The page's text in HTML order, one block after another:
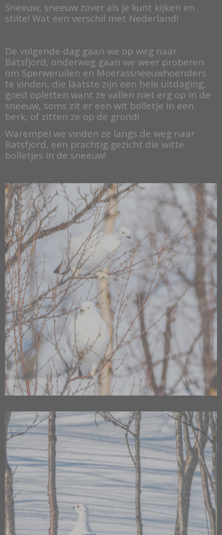
Sneeuw, sneeuw zover als je kunt kijken en
stilte! Wat een verschil met Nederland!
De volgende dag gaan we op weg naar
Batsfjord, onderweg gaan we weer proberen
om Sperweruilen en Moerassneeuwhoenders
te vinden, die laatste zijn een hele uitdaging,
goed opletten want ze vallen niet erg op in de
sneeuw, soms zit er een wit bolletje in een
berk, of zitten ze op de grond!
Warempel we vinden ze langs de weg naar
Batsfjord, een prachtig gezicht die witte
bolletjes in de sneeuw!